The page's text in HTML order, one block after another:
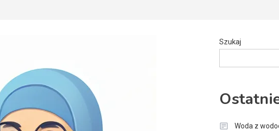
Szukaj
Woda z